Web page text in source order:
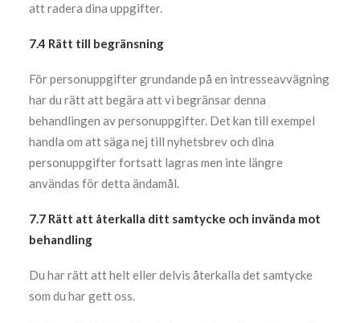
att radera dina uppgifter.
7.4 Rätt till begränsning
För personuppgifter grundande på en intresseavvägning
har du rätt att begära att vi begränsar denna
behandlingen av personuppgifter. Det kan till exempel
handla om att säga nej till nyhetsbrev och dina
personuppgifter fortsatt lagras men inte längre
användas för detta ändamål.
7.7 Rätt att återkalla ditt samtycke och invända mot
behandling
Du har rätt att helt eller delvis återkalla det samtycke
som du har gett oss.